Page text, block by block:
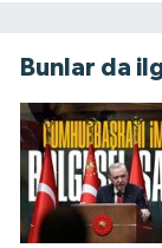
Bunlar da